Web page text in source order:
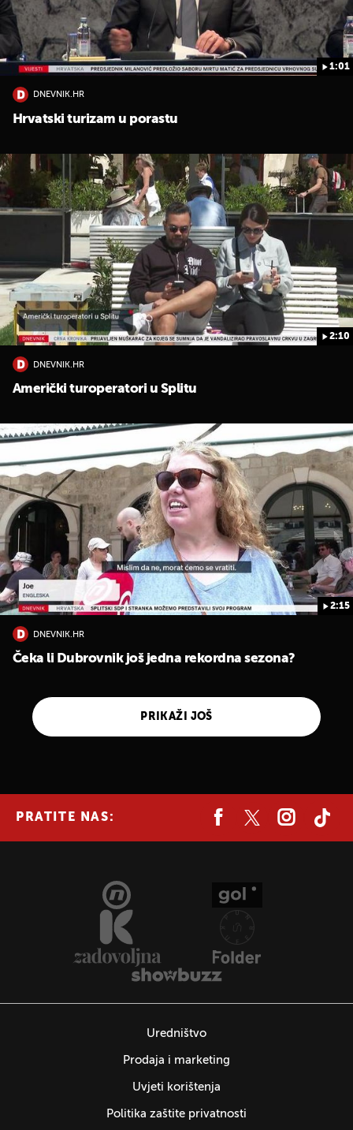
1:01
DNEVNIK.HR
Hrvatski turizam u porastu
2:10
DNEVNIK.HR
Američki turoperatori u Splitu
2:15
DNEVNIK.HR
Čeka li Dubrovnik još jedna rekordna sezona?
PRIKAŽI JOŠ
PRATITE NAS:
Uredništvo
Prodaja i marketing
Uvjeti korištenja
Politika zaštite privatnosti